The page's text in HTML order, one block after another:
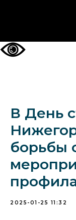
В День
борьбы
2025-01-25 11:32